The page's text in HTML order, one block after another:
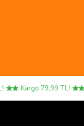
Kargo 79,99 TL!